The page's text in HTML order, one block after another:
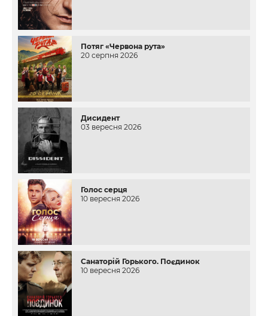
Потяг «Червона рута»
20 серпня 2026
Дисидент
03 вересня 2026
Голос серця
10 вересня 2026
Санаторій Горького. Поєдинок
10 вересня 2026